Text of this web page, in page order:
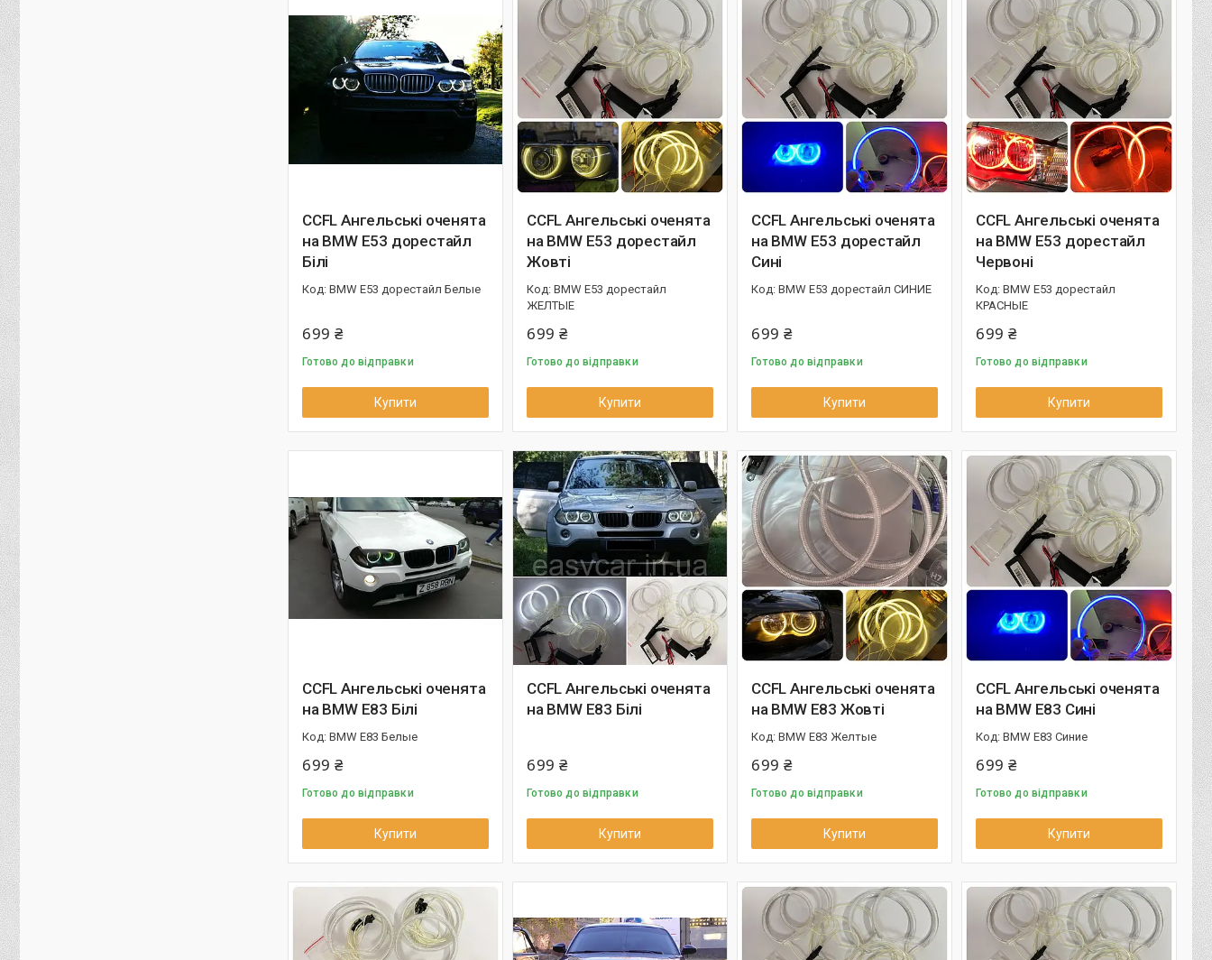
CCFL Ангельські оченята
на BMW E53 дорестайл
Білі
BMW E53 дорестайл Белые
699 ₴
Готово до відправки
Купити
CCFL Ангельські оченята
на BMW E53 дорестайл
Жовті
BMW E53 дорестайл
ЖЕЛТЫЕ
699 ₴
Готово до відправки
Купити
CCFL Ангельські оченята
на BMW E53 дорестайл
Сині
BMW E53 дорестайл СИНИЕ
699 ₴
Готово до відправки
Купити
CCFL Ангельські оченята
на BMW E53 дорестайл
Червоні
BMW E53 дорестайл
КРАСНЫЕ
699 ₴
Готово до відправки
Купити
CCFL Ангельські оченята
на BMW E83 Білі
BMW E83 Белые
699 ₴
Готово до відправки
Купити
CCFL Ангельські оченята
на BMW E83 Білі
699 ₴
Готово до відправки
Купити
CCFL Ангельські оченята
на BMW E83 Жовті
BMW E83 Желтые
699 ₴
Готово до відправки
Купити
CCFL Ангельські оченята
на BMW E83 Сині
BMW E83 Синие
699 ₴
Готово до відправки
Купити